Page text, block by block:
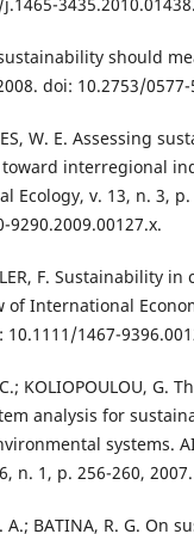
should
doi: 10.2753/0577-
W. E. Assessing
interregional
Ecology, v. 13, n. 3, p.
F. Sustainability
of International
10.1111/1467-
KOLIOPOULOU, G.
analysis for
systems.
n. 1, p. 256-260, 2007.
A.; BATINA, R. G. On